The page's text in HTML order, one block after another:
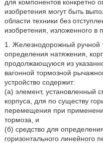
для компонентов конкретно
изобретения могут быть
области техники без
изобретения, изложенного в
1. Железнодорожный ручной
определения натяжения,
продолжающуюся из
вагонной тормозной
устройство содержит:
(а) элемент, установленный
корпуса, для по существу
перемещения при
тормоза, и
(б) средство для
горизонтального линейного